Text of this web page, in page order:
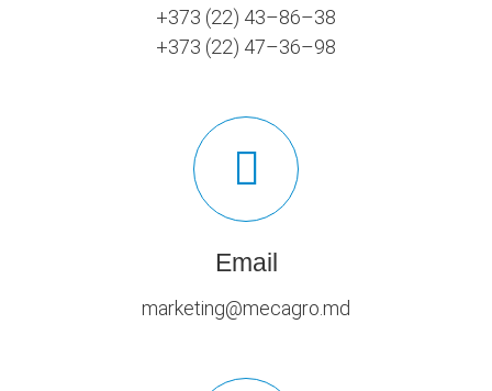
+373 (22) 43–86–38
+373 (22) 47–36–98
Email
marketing@mecagro.md